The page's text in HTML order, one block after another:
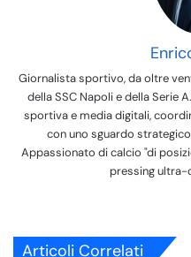
Giornalista sportivo, da oltre
della SSC Napoli e della Serie
sportiva e media digitali,
con uno sguardo
Appassionato di calcio "di
pressing ultra-
Articoli Correlati